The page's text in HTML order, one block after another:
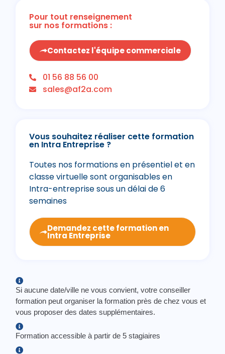
Pour tout renseignement
sur nos formations :
Contactez l'équipe commerciale
01 56 88 56 00
sales@af2a.com
Vous souhaitez réaliser cette formation
en Intra Entreprise ?
Toutes nos formations en présentiel et en
classe virtuelle sont organisables en
Intra-entreprise sous un délai de 6
semaines
Demandez cette formation en
Intra Entreprise
Si aucune date/ville ne vous convient, votre conseiller
formation peut organiser la formation près de chez vous et
vous proposer des dates supplémentaires.
Formation accessible à partir de 5 stagiaires